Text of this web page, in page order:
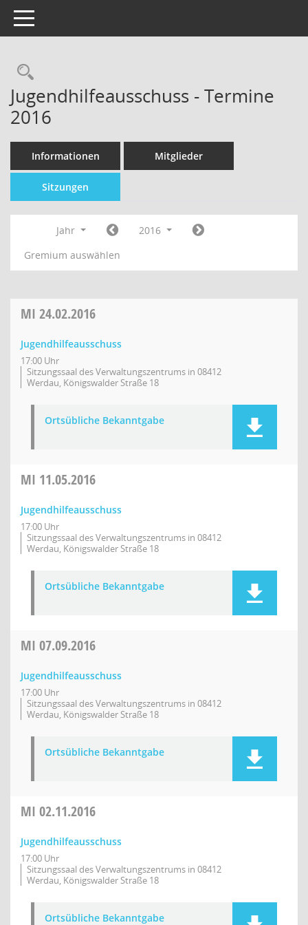
Toggle navigation
Jugendhilfeausschuss - Termine
2016
Informationen Mitglieder
Sitzungen
Jahr
2016
Gremium auswählen
MI 24.02.2016
Jugendhilfeausschuss
17:00 Uhr
Sitzungssaal des Verwaltungszentrums in 08412
Werdau, Königswalder Straße 18
Ortsübliche Bekanntgabe
MI 11.05.2016
Jugendhilfeausschuss
17:00 Uhr
Sitzungssaal des Verwaltungszentrums in 08412
Werdau, Königswalder Straße 18
Ortsübliche Bekanntgabe
MI 07.09.2016
Jugendhilfeausschuss
17:00 Uhr
Sitzungssaal des Verwaltungszentrums in 08412
Werdau, Königswalder Straße 18
Ortsübliche Bekanntgabe
MI 02.11.2016
Jugendhilfeausschuss
17:00 Uhr
Sitzungssaal des Verwaltungszentrums in 08412
Werdau, Königswalder Straße 18
Ortsübliche Bekanntgabe